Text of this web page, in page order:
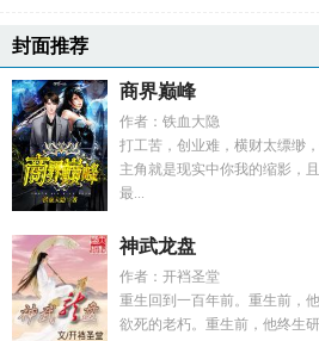
封面推荐
商界巅峰
作者：铁血大隐
打工苦，创业难，横财太缥缈
主角就是现实中你我的缩影，
最...
神武龙盘
作者：开裆圣堂
重生回到一百年前。重生前，
欲死的老朽。重生前，他终生